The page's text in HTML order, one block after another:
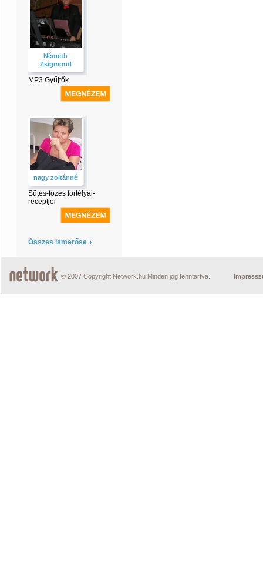
Németh
Zsigmond
MP3 Gyűjtők
nagy zoltánné
Sütés-főzés fortélyai-
receptjei
Összes ismerőse
© 2007 Copyright Network.hu Minden jog fenntartva.